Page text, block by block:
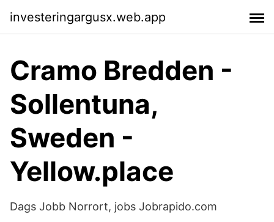
investeringargusx.web.app
Cramo Bredden -
Sollentuna,
Sweden -
Yellow.place
Dags Jobb Norrort, jobs Jobrapido.com